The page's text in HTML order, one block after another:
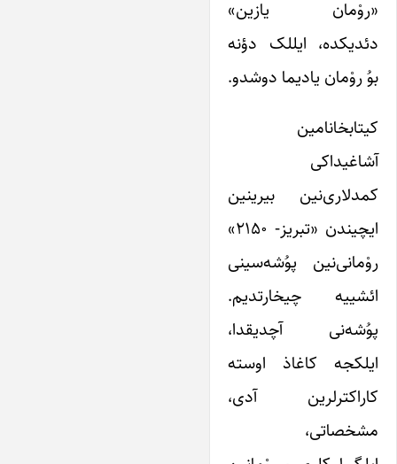
«روْمان یازین»
دئدیکده، ایللک دؤنه
بوُ روْمان یادیما دوشدو.
کیتابخانامین
آشاغیداکی
کمدلاری‌نین بیرینین
ایچیندن «تبریز- ۲۱۵۰»
روْمانی‌نین پوُشه‌سینی
ائشییه چیخارتدیم.
پوُشه‌نی آچدیقدا،
ایلکجه کاغاذ اوسته
کاراکترلرین آدی،
مشخصاتی،